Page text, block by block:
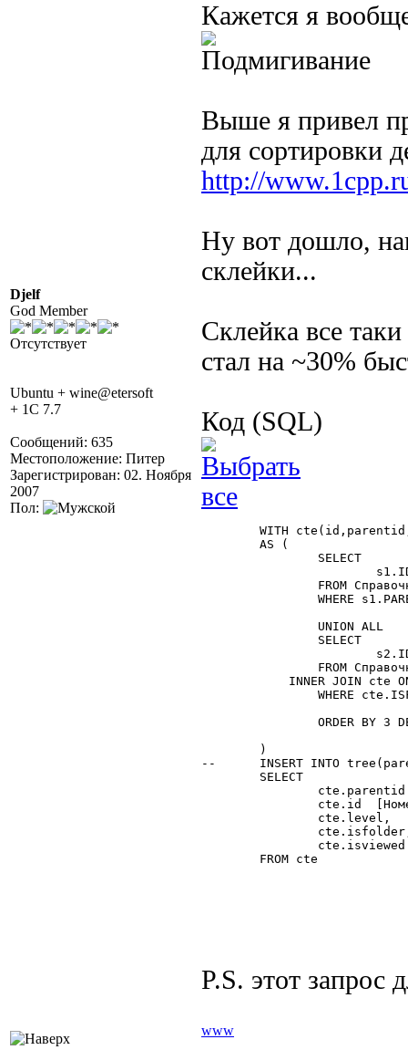
Djelf
God Member
Отсутствует
Ubuntu + wine@etersoft
+ 1C 7.7
Сообщений: 635
Местоположение: Питер
Зарегистрирован: 02. Ноября
2007
Пол:
Кажется я
Выше я привел
для сортировки
http://
Ну вот дошло,
склейки...
Склейка все
стал на ~30%
Код (SQL)
--	INSERT INTO tree(parentid,id,level,isfolder,isviewed)
P.S. этот запрос
www